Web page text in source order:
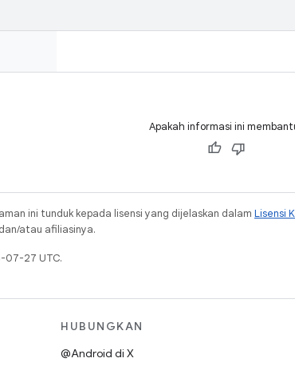
Apakah informasi ini
ini tunduk kepada lisensi yang dijelaskan dalam Lisensi
atau afiliasinya.
07-27 UTC.
HUBUNGKAN
@Android di X